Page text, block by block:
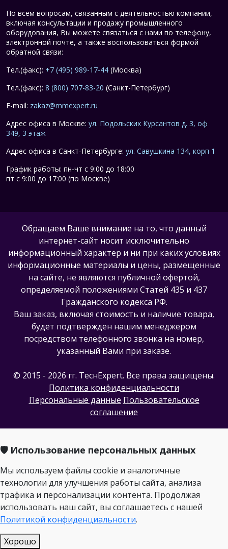
По всем вопросам, связанным с деятельностью компании,
включая консультации и продажу промышленного
оборудования, Вы можете связаться с нами по телефону,
электронной почте, а также воспользоваться формой
обратной связи:
Тел.(факс): +7 (495) 989-17-44 (Москва)
Тел.(факс): 8 (800) 707-83-20 (Санкт-Петербург)
E-mail: zakaz@mmexpert.ru
Адрес офиса в Москве: ул. Подольских Курсантов д. 3, оф
349, 3 этаж
Адрес офиса в Санкт-Петербурге: ул. Савушкина 134, корп 1
График работы: пн-чт с 9:00 до 18:00
пт с 9:00 до 17:00 (по Москве)
Обращаем Ваше внимание на то, что данный
интернет-сайт носит исключительно
информационный характер и ни при каких условиях
информационные материалы и цены, размещенные
на сайте, не являются публичной офертой,
определяемой положениями Статей 435 и 437
Гражданского кодекса РФ.
Ваш заказ, включая стоимость и наличие товара,
будет подтвержден нашим менеджером
посредством телефонного звонка на номер,
указанный Вами при заказе.
© 2015 - 2026 гг. ТеcнExpert. Все права защищены.
Политика конфиденциальности
Персональные данные Пользовательское
соглашение
🛡️ Использование персональных данных
Мы используем файлы cookie и аналогичные
технологии для улучшения работы сайта, анализа
трафика и персонализации контента. Продолжая
использовать наш сайт, вы соглашаетесь с нашей
Политикой конфиденциальности.
Хорошо